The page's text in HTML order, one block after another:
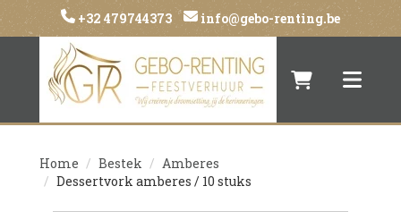
+32 479744373 info@gebo-renting.be
Naar Toggle
Home Bestek
Amberes
Dessertvork amberes / 10 stuks